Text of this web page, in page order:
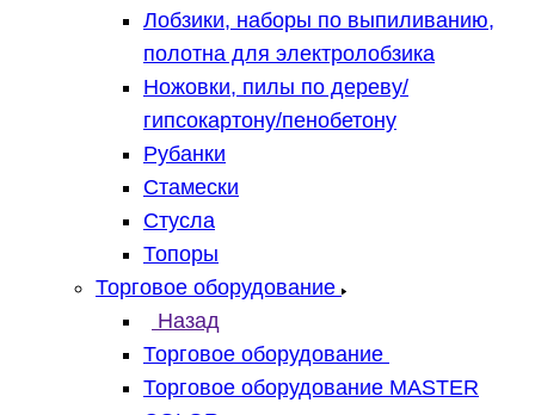
Лобзики, наборы по выпиливанию,
полотна для электролобзика
Ножовки, пилы по дереву/
гипсокартону/пенобетону
Рубанки
Стамески
Стусла
Топоры
Торговое оборудование
Назад
Торговое оборудование
Торговое оборудование MASTER